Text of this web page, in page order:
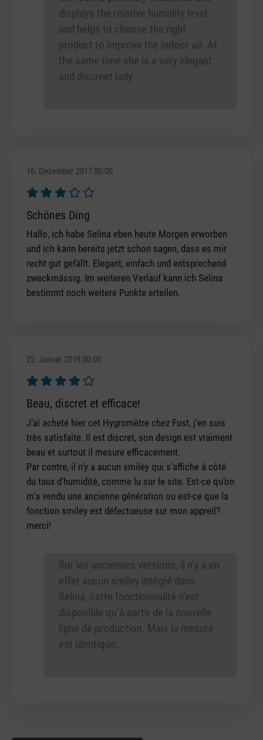
displays the relative humidity level
and helps to choose the right
product to improve the indoor air. At
the same time she is a very elegant
and discreet lady.
16. Dezember 2017 00:00
Bewertung mit 3 von 5 Sternen
Schönes Ding
Hallo, ich habe Selina eben heute Morgen erworben
und ich kann bereits jetzt schon sagen, dass es mir
recht gut gefällt. Elegant, einfach und entsprechend
zweckmässig. Im weiteren Verlauf kann ich Selina
bestimmt noch weitere Punkte erteilen.
22. Januar 2019 00:00
Bewertung mit 4 von 5 Sternen
Beau, discret et efficace!
J’ai acheté hier cet Hygromètre chez Fust, j’en suis
très satisfaite. Il est discret, son design est vraiment
beau et surtout il mesure efficacement.
Par contre, il n’y a aucun smiley qui s’affiche à côté
du taux d’humidité, comme lu sur le site. Est-ce qu’on
m’a vendu une ancienne génération ou est-ce que la
fonction smiley est défectueuse sur mon appreil?
merci!
Sur les anciennes versions, il n’y a en
effet aucun smiley intégré dans
Selina, cette fonctionnalité n’est
disponible qu’à partir de la nouvelle
ligne de production. Mais la mesure
est identique.